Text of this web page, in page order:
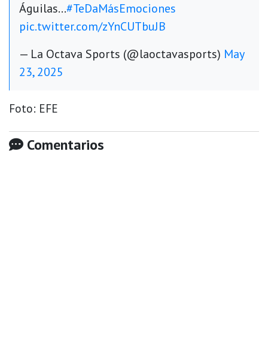
Águilas…#TeDaMásEmociones
pic.twitter.com/zYnCUTbuJB
— La Octava Sports (@laoctavasports) May
23, 2025
Foto: EFE
Comentarios